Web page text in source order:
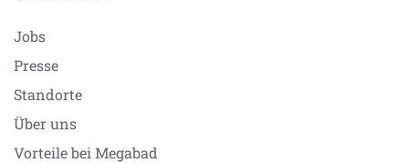
Jobs
Presse
Standorte
Über uns
Vorteile bei Megabad